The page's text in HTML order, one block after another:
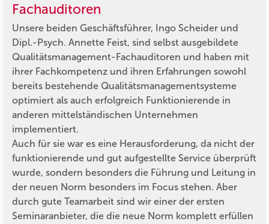
Fachauditoren
Unsere beiden Geschäftsführer, Ingo Scheider und
Dipl.-Psych. Annette Feist, sind selbst ausgebildete
Qualitätsmanagement-Fachauditoren und haben mit
ihrer Fachkompetenz und ihren Erfahrungen sowohl
bereits bestehende Qualitätsmanagementsysteme
optimiert als auch erfolgreich Funktionierende in
anderen mittelständischen Unternehmen
implementiert.
Auch für sie war es eine Herausforderung, da nicht der
funktionierende und gut aufgestellte Service überprüft
wurde, sondern besonders die Führung und Leitung in
der neuen Norm besonders im Focus stehen. Aber
durch gute Teamarbeit sind wir einer der ersten
Seminaranbieter, die die neue Norm komplett erfüllen